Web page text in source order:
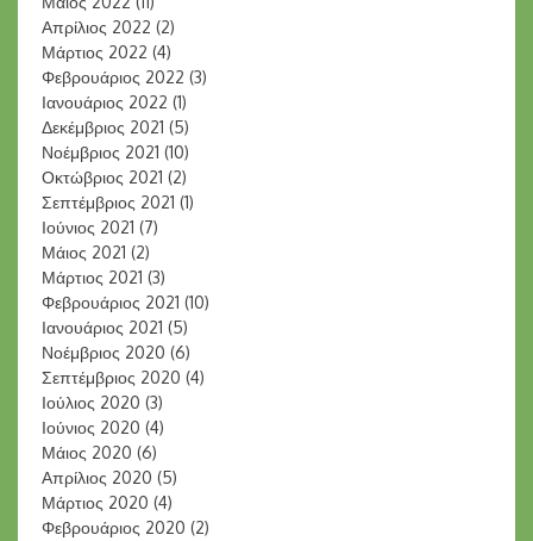
Απρίλιος 2022 (2)
Μάρτιος 2022 (4)
Φεβρουάριος 2022 (3)
Ιανουάριος 2022 (1)
Δεκέμβριος 2021 (5)
Νοέμβριος 2021 (10)
Οκτώβριος 2021 (2)
Σεπτέμβριος 2021 (1)
Ιούνιος 2021 (7)
Μάιος 2021 (2)
Μάρτιος 2021 (3)
Φεβρουάριος 2021 (10)
Ιανουάριος 2021 (5)
Νοέμβριος 2020 (6)
Σεπτέμβριος 2020 (4)
Ιούλιος 2020 (3)
Ιούνιος 2020 (4)
Μάιος 2020 (6)
Απρίλιος 2020 (5)
Μάρτιος 2020 (4)
Φεβρουάριος 2020 (2)